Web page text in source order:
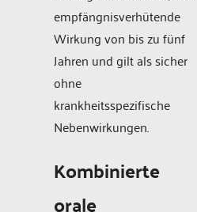
empfängnisverhütende
Wirkung von bis zu fünf
Jahren und gilt als sicher
ohne
krankheitsspezifische
Nebenwirkungen.
Kombinierte
orale